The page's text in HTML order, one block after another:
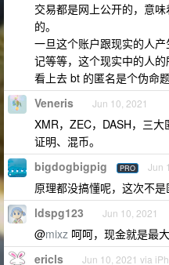
交易都是网上公开的，意
的。
一旦这个账户跟现实的人
记等等，这个现实中的人的
看上去 bt 的匿名是个伪命题
Veneris Jun 10, 2021
XMR，ZEC，DASH，三
证明、混币。
bigdogbigpig PRO Jun
原理都没搞懂呢，这次不
ldspg123 Jun 10, 2021
@mixz 呵呵，现金就是最
ericls Jun 10, 2021 via